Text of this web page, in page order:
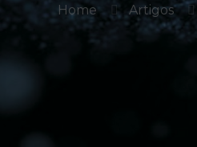
Home Artigos